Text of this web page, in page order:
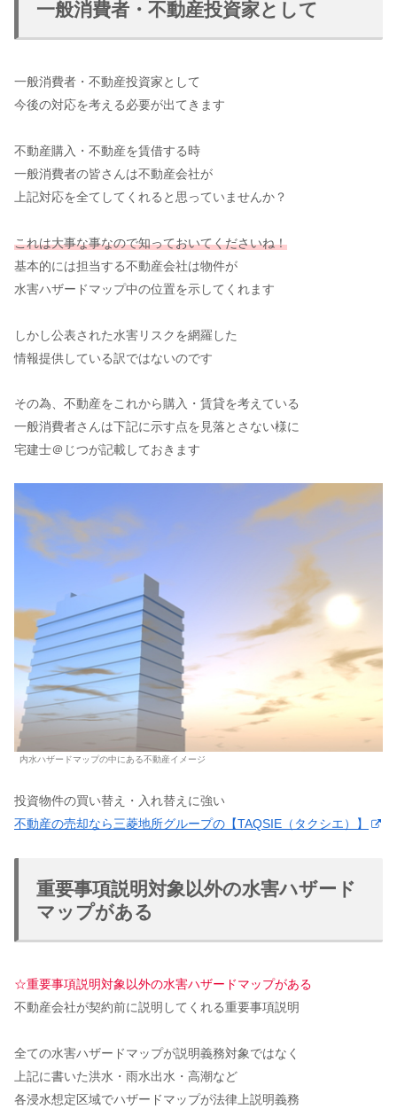
一般消費者・不動産投資家として
一般消費者・不動産投資家として
今後の対応を考える必要が出てきます
不動産購入・不動産を賃借する時
一般消費者の皆さんは不動産会社が
上記対応を全てしてくれると思っていませんか？
これは大事な事なので知っておいてくださいね！
基本的には担当する不動産会社は物件が
水害ハザードマップ中の位置を示してくれます
しかし公表された水害リスクを網羅した
情報提供している訳ではないのです
その為、不動産をこれから購入・賃貸を考えている
一般消費者さんは下記に示す点を見落とさない様に
宅建士＠じつが記載しておきます
内水ハザードマップの中にある不動産イメージ
投資物件の買い替え・入れ替えに強い
不動産の売却なら三菱地所グループの【TAQSIE（タクシエ）】
重要事項説明対象以外の水害ハザード
マップがある
☆重要事項説明対象以外の水害ハザードマップがある
不動産会社が契約前に説明してくれる重要事項説明
全ての水害ハザードマップが説明義務対象ではなく
上記に書いた洪水・雨水出水・高潮など
各浸水想定区域でハザードマップが法律上説明義務